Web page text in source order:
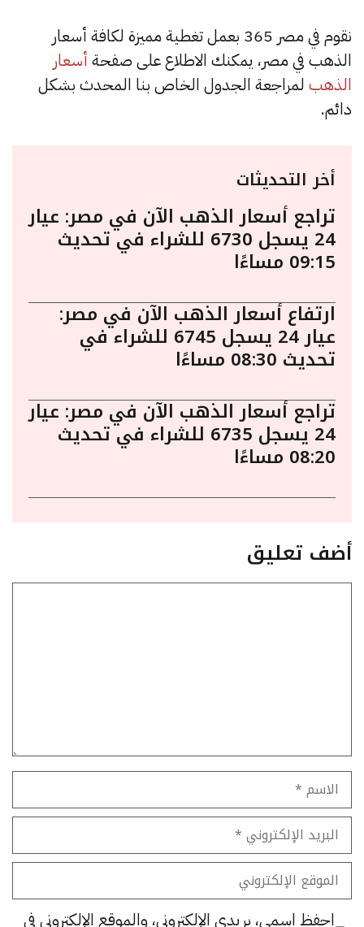
نقوم في مصر 365 بعمل تغطية مميزة لكافة أسعار
الذهب في مصر، يمكنك الاطلاع على صفحة أسعار
الذهب لمراجعة الجدول الخاص بنا المحدث بشكل
دائم.
أخر التحديثات
تراجع أسعار الذهب الآن في مصر: عيار
24 يسجل 6730 للشراء في تحديث
09:15 مساءًا
ارتفاع أسعار الذهب الآن في مصر:
عيار 24 يسجل 6745 للشراء في
تحديث 08:30 مساءًا
تراجع أسعار الذهب الآن في مصر: عيار
24 يسجل 6735 للشراء في تحديث
08:20 مساءًا
أضف تعليق
الاسم
البريد
الإلكتروني
الموقع
الإلكتروني
احفظ اسمي، بريدي الإلكتروني، والموقع الإلكتروني في